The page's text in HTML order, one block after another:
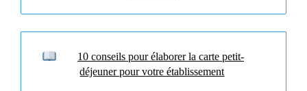
10 conseils pour élaborer la carte petit-
déjeuner pour votre établissement